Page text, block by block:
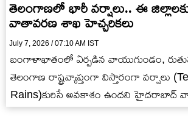
తెలంగాణలో భారీ వర్షాలు.. ఈ జిల్లాలకు
వాతావరణ శాఖ హెచ్చరికలు
July 7, 2026 / 07:10 AM IST
బంగాళాఖాతంలో ఏర్పడిన వాయుగుండం,
తెలంగాణ రాష్ట్రవ్యాప్తంగా విస్తారంగా వర్షాలు
Rains)కురిసే అవకాశం ఉందని హైదరాబాద్
హెచ్చరించింది.